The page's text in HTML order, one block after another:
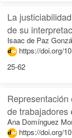
La
de su
Isaac de Paz
https://doi.org/
25-62
de trabajadores
Ana Domínguez
https://doi.org/